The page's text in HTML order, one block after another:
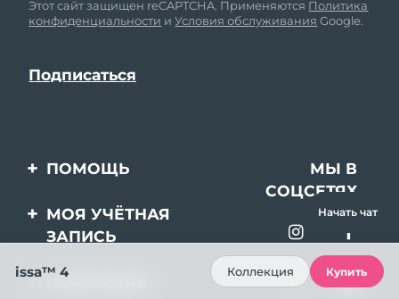
Этот сайт защищен reCAPTCHA. Применяются Политика
конфиденциальности иУсловия обслуживания Google.
ПОМОЩЬ
Свяжитесь с нами
Заказ и доставка
Гарантия и возврат
МЫ В
СОЦСЕТЯХ
МОЯ УЧЁТНАЯ
ЗАПИСЬ
Регистрация продукта
КОМПАНИЯ
Начать чат
issa™ 4 Коллекция Купить